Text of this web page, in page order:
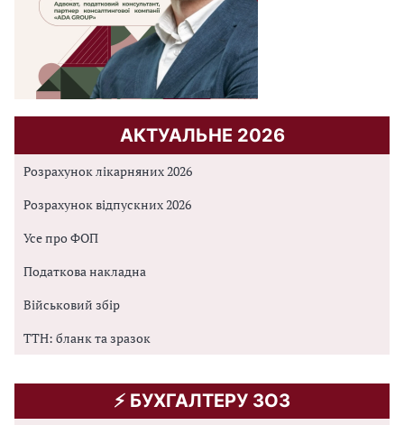
АКТУАЛЬНЕ 2026
Розрахунок лікарняних 2026
Розрахунок відпускних 2026
Усе про ФОП
Податкова накладна
Військовий збір
ТТН: бланк та зразок
⚡️ БУХГАЛТЕРУ ЗОЗ